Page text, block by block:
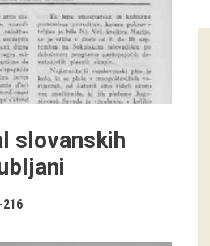
slovanskih
216